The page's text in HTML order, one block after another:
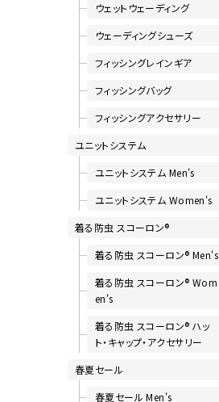
ウェットウェーディング
ウェーディングシューズ
フィッシングレインギア
フィッシングバッグ
フィッシングアクセサリー
ユニットシステム
ユニットシステム Men's
ユニットシステム Women's
着る防虫 スコーロン®
着る防虫 スコーロン® Men's
着る防虫 スコーロン® Wom
en's
着る防虫 スコーロン® ハッ
ト・キャップ・アクセサリー
春夏セール
春夏セール Men's